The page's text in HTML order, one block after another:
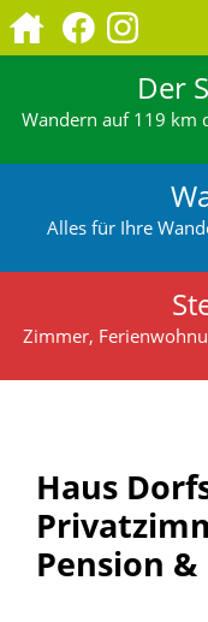
Der
Wandern auf 119 km
Alles für Ihre
Zimmer,
Haus
Pension